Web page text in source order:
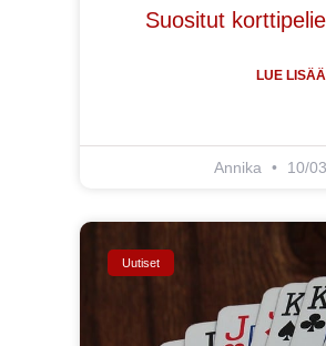
Suositut
LUE LISÄÄ
Annika 10/
Uutiset